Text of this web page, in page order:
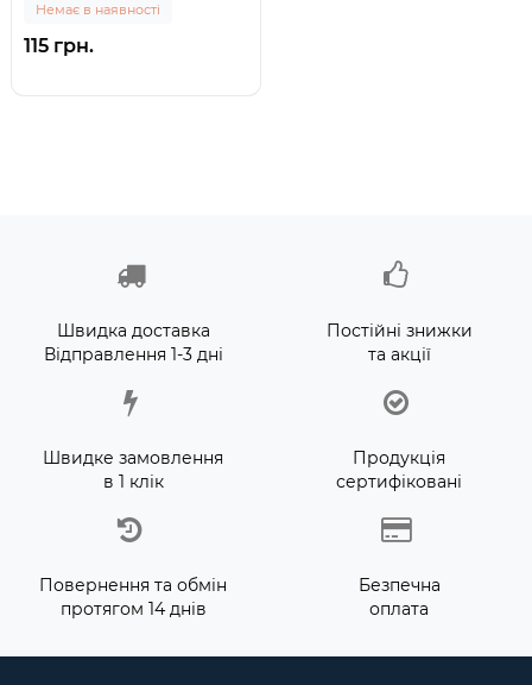
Немає в наявності
115 грн.
Швидка доставка
Відправлення 1-3 дні
Постійні знижки
та акції
Швидке замовлення
в 1 клік
Продукція
сертифіковані
Повернення та обмін
протягом 14 днів
Безпечна
оплата